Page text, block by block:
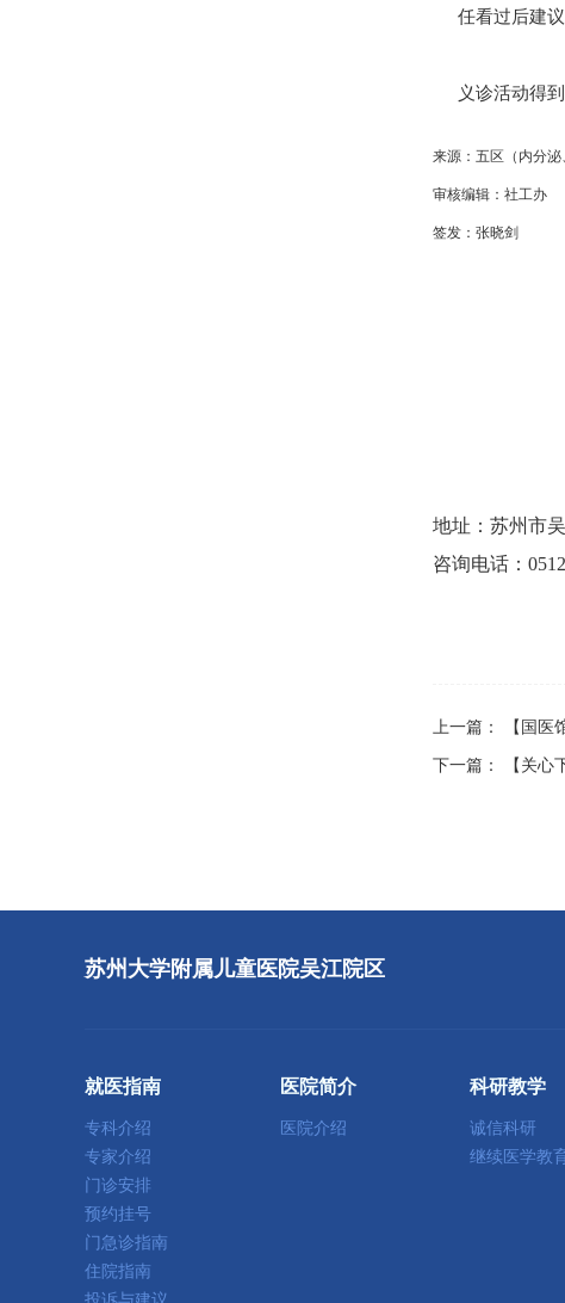
任看过后建
义诊活动得
来源：五区（内分泌
审核编辑：社工办
签发：张晓剑
地址：苏州市
咨询电话：
上一篇： 【国
下一篇： 【关
苏州大学附属儿童医院吴江院区
就医指南
专科介绍
专家介绍
门诊安排
预约挂号
门急诊指南
住院指南
医院简介
医院介绍
科研教学
诚信科研
继续医学教